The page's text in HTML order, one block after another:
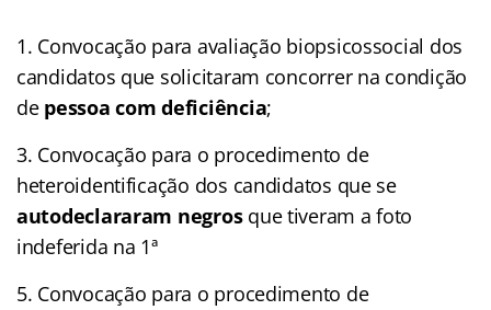
1. Convocação para avaliação biopsicossocial dos
candidatos que solicitaram concorrer na condição
de pessoa com deficiência;
3. Convocação para o procedimento de
heteroidentificação dos candidatos que se
autodeclararam negrosque tiveram a foto
indeferida na 1ª
5. Convocação para o procedimento de